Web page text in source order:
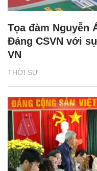
THỜI SỰ
Tọa đàm Nguyễn
Đảng CSVN với
VN